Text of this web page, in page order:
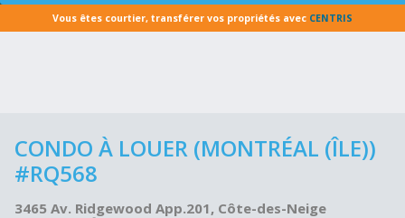
Vous êtes courtier, transférer vos propriétés avec CENTRIS
CONDO À LOUER (MONTRÉAL (ÎLE))
#RQ568
3465 Av. Ridgewood App.201, Côte-des-Neige